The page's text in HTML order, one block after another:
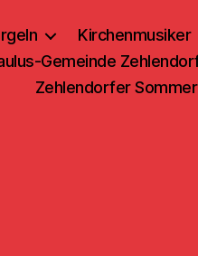
Kirchenmusiker
Gemeinde
Zehlendorfer